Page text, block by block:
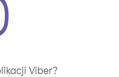
Viber?